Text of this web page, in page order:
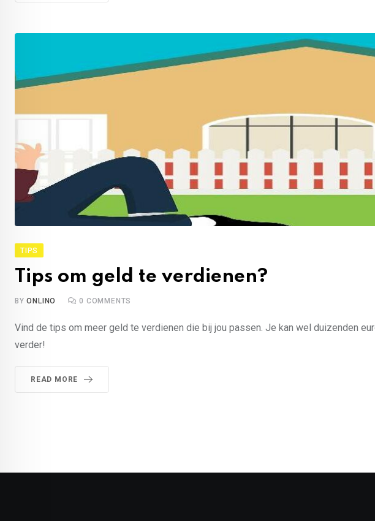
TIPS
Tips om geld te verdienen?
BYONLINO 0 COMMENTS
Vind de tips om meer geld te verdienen die bij jou passen. Je kan wel duizenden
verder!
READ MORE